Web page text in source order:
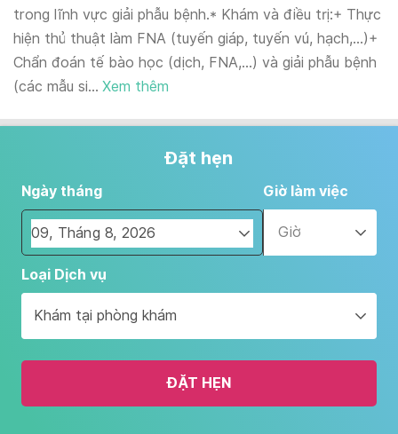
trong lĩnh vực giải phẫu bệnh.* Khám và điều trị:+ Thực
hiện thủ thuật làm FNA (tuyến giáp, tuyến vú, hạch,…)+
Chẩn đoán tế bào học (dịch, FNA,…) và giải phẫu bệnh
(các mẫu si... Xem thêm
Đặt hẹn
Ngày tháng
Navigate
forward
interact
with
the
and
Giờ làm việc
Giờ
Loại Dịch vụ
Khám tại phòng khám
ĐẶT HẸN